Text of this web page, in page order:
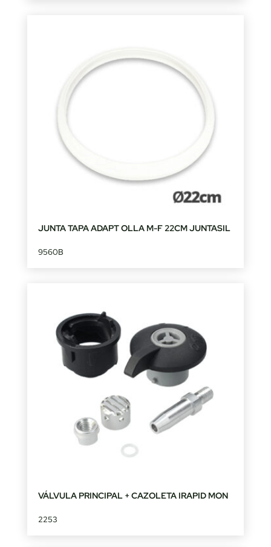
JUNTA TAPA ADAPT OLLA M-F 22CM JUNTASIL
9560B
VÁLVULA PRINCIPAL + CAZOLETA IRAPID MON
2253